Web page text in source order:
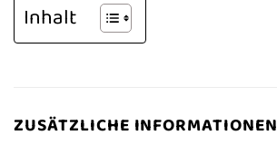
Inhalt
ZUSÄTZLICHE INFORMATIONEN